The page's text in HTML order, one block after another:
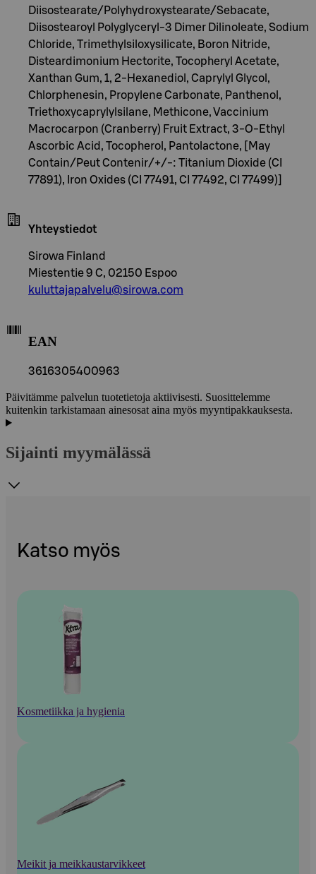
Diisostearate/Polyhydroxystearate/Sebacate,
Diisostearoyl Polyglyceryl-3 Dimer Dilinoleate, Sodium
Chloride, Trimethylsiloxysilicate, Boron Nitride,
Disteardimonium Hectorite, Tocopheryl Acetate,
Xanthan Gum, 1, 2-Hexanediol, Caprylyl Glycol,
Chlorphenesin, Propylene Carbonate, Panthenol,
Triethoxycaprylylsilane, Methicone, Vaccinium
Macrocarpon (Cranberry) Fruit Extract, 3-O-Ethyl
Ascorbic Acid, Tocopherol, Pantolactone, [May
Contain/Peut Contenir/+/-: Titanium Dioxide (CI
77891), Iron Oxides (CI 77491, CI 77492, CI 77499)]
Yhteystiedot
Sirowa Finland
Miestentie 9 C, 02150 Espoo
kuluttajapalvelu@sirowa.com
EAN
3616305400963
Päivitämme palvelun tuotetietoja aktiivisesti. Suosittelemme
kuitenkin tarkistamaan ainesosat aina myös myyntipakkauksesta.
Sijainti myymälässä
Katso myös
Kosmetiikka ja hygienia
Meikit ja meikkaustarvikkeet